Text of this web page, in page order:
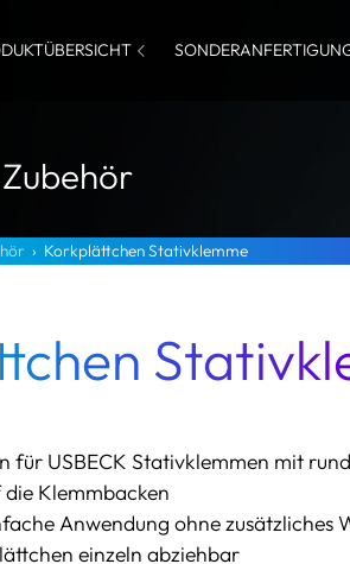
› Korkplättchen Stativklemme
für USBECK Stativklemmen mit
Klemmbacken
Anwendung ohne zusätzliches
einzeln abziehbar